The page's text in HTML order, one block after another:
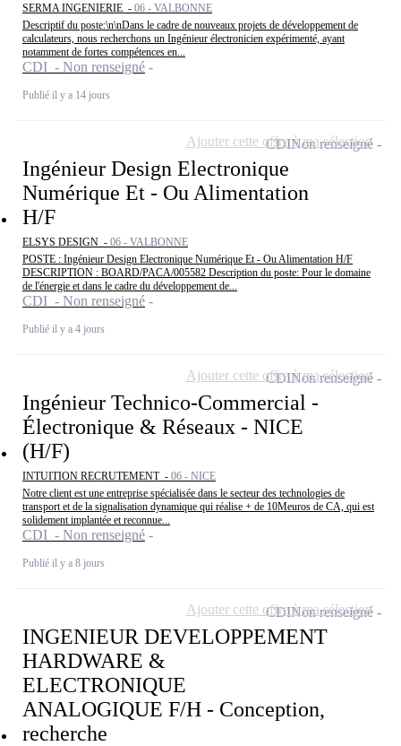
SERMA INGENIERIE - 06 - VALBONNE
Descriptif du poste:\n\nDans le cadre de nouveaux projets de développement de
calculateurs, nous recherchons un Ingénieur électronicien expérimenté, ayant
notamment de fortes compétences en...
CDI - Non renseigné
Publié il y a 14 jours
Ingénieur Design Electronique
Numérique Et - Ou Alimentation
H/F
ELSYS DESIGN - 06 - VALBONNE
POSTE : Ingénieur Design Electronique Numérique Et - Ou Alimentation H/F
DESCRIPTION : BOARD/PACA/005582 Description du poste: Pour le domaine
de l'énergie et dans le cadre du développement de...
CDI - Non renseigné
Publié il y a 4 jours
CDINon renseigné
Ajouter cette offre à ma sélection
Ingénieur Technico-Commercial -
Électronique & Réseaux - NICE
(H/F)
INTUITION RECRUTEMENT - 06 - NICE
Notre client est une entreprise spécialisée dans le secteur des technologies de
transport et de la signalisation dynamique qui réalise + de 10Meuros de CA, qui est
solidement implantée et reconnue...
CDI - Non renseigné
Publié il y a 8 jours
CDINon renseigné
Ajouter cette offre à ma sélection
INGENIEUR DEVELOPPEMENT
HARDWARE &
ELECTRONIQUE
ANALOGIQUE F/H - Conception,
recherche
CDINon renseigné
Ajouter cette offre à ma sélection